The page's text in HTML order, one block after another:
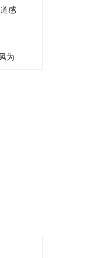
感
为